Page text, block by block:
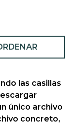
las casillas
único archivo
concreto,